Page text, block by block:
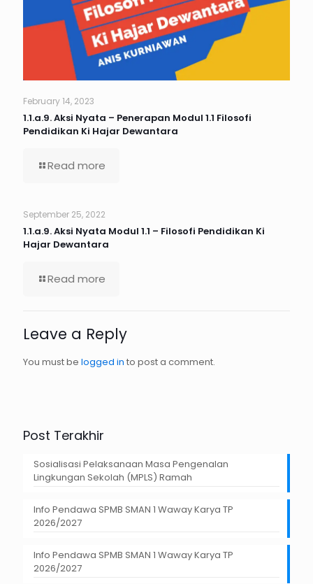
February 14, 2023
1.1.a.9. Aksi Nyata – Penerapan Modul 1.1 Filosofi
Pendidikan Ki Hajar Dewantara
Read more
September 25, 2022
1.1.a.9. Aksi Nyata Modul 1.1 – Filosofi Pendidikan Ki
Hajar Dewantara
Read more
Leave a Reply
You must be logged in to post a comment.
Post Terakhir
Sosialisasi Pelaksanaan Masa Pengenalan
Lingkungan Sekolah (MPLS) Ramah
Info Pendawa SPMB SMAN 1 Waway Karya TP
2026/2027
Info Pendawa SPMB SMAN 1 Waway Karya TP
2026/2027